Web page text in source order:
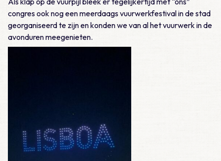
congres ook nog een meerdaags vuurwerkfestival in de stad
georganiseerd te zijn en konden we van al het vuurwerk in de
avonduren meegenieten.